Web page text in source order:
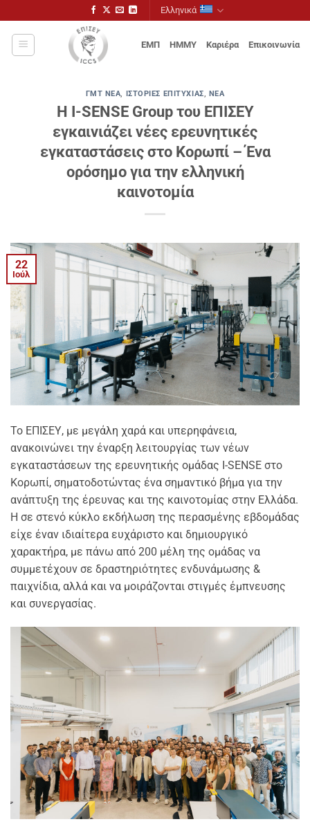
στο
περιεχόμενο
Ελληνικά
ΕΜΠ ΗΜΜΥ Καριέρα Επικοινωνία
ΓΜΤ ΝΈΑ, ΙΣΤΟΡΊΕΣ ΕΠΙΤΥΧΊΑΣ, ΝΈΑ
Η I-SENSE Group του ΕΠΙΣΕΥ
εγκαινιάζει νέες ερευνητικές
εγκαταστάσεις στο Κορωπί – Ένα
ορόσημο για την ελληνική
καινοτομία
22
Ιούλ
Το ΕΠΙΣΕΥ, με μεγάλη χαρά και υπερηφάνεια,
ανακοινώνει την έναρξη λειτουργίας των νέων
εγκαταστάσεων της ερευνητικής ομάδας I-SENSE στο
Κορωπί, σηματοδοτώντας ένα σημαντικό βήμα για την
ανάπτυξη της έρευνας και της καινοτομίας στην Ελλάδα.
Η σε στενό κύκλο εκδήλωση της περασμένης εβδομάδας
είχε έναν ιδιαίτερα ευχάριστο και δημιουργικό
χαρακτήρα, με πάνω από 200 μέλη της ομάδας να
συμμετέχουν σε δραστηριότητες ενδυνάμωσης &
παιχνίδια, αλλά και να μοιράζονται στιγμές έμπνευσης
και συνεργασίας.